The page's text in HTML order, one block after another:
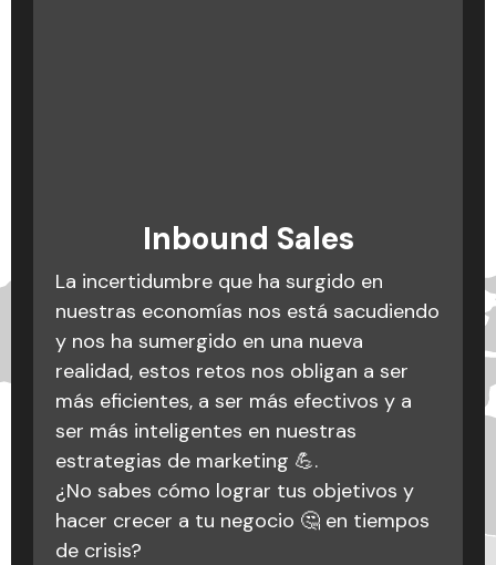
Inbound Sales
La incertidumbre que ha surgido en
nuestras economías nos está sacudiendo
y nos ha sumergido en una nueva
realidad, estos retos nos obligan a ser
más eficientes, a ser más efectivos y a
ser más inteligentes en nuestras
estrategias de marketing 💪.
¿No sabes cómo lograr tus objetivos y
hacer crecer a tu negocio 🤔 en tiempos
de crisis?
Podcast: La cagada es no
saber cagarla
Equivocarse es muy fácil, lo importante
es no cometer los mismos errores varias
veces. Catalina Montoya, directora de
operaciones en Triario nos habla sobre
algunas cagadas en los procesos de
marketing digital con algunos clientes y
dentro de Triario. Situaciones de las que
hemos aprendido y que ahora hacen
parte de nuestra historia.
Inbound Marketing: qué
es, conceptos y
metodología
Crear una estrategia efectiva es como
preparar una receta: ¡necesitas
ingredientes claros y pasos precisos
para un resultado delicioso! 🍳🌟
Si sientes que tu estrategia está dando
vueltas en círculos, ¡hablemos! Estamos
aquí para ayudarte a darle forma a tus
objetivos y alcanzar el éxito que buscas.